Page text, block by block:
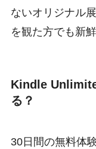
ないオリジナル
を観た方でも新
Kindle
る？
30日間の無料体